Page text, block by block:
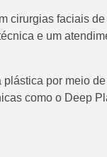
cirurgias faciais
e um
por meio
como o Deep